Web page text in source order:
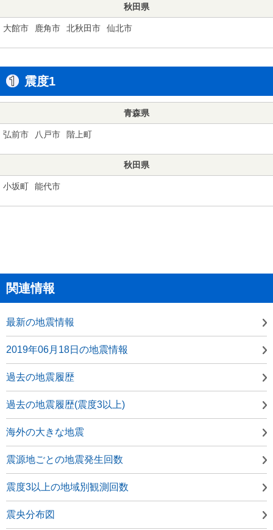
秋田県
大館市 鹿角市 北秋田市 仙北市
震度1
青森県
弘前市 八戸市 階上町
秋田県
小坂町 能代市
関連情報
最新の地震情報
2019年06月18日の地震情報
過去の地震履歴
過去の地震履歴(震度3以上)
海外の大きな地震
震源地ごとの地震発生回数
震度3以上の地域別観測回数
震央分布図